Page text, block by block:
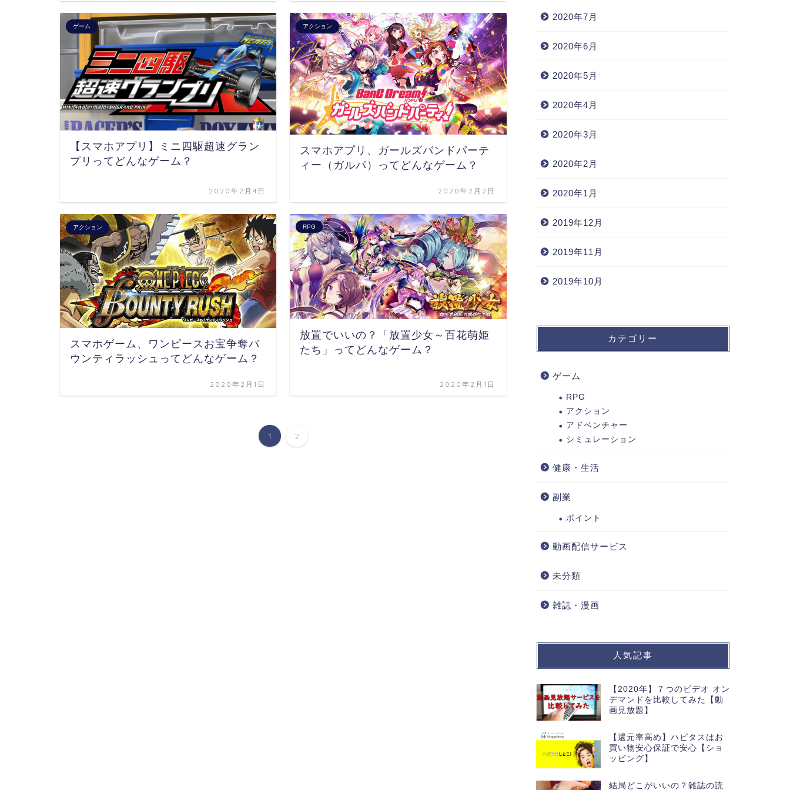
ゲーム
【スマホアプリ】ミニ四駆超速グラン
プリってどんなゲーム？
2020年2月4日
アクション
スマホアプリ、ガールズバンドパーテ
ィー（ガルパ）ってどんなゲーム？
2020年2月2日
アクション
スマホゲーム、ワンピースお宝争奪バ
ウンティラッシュってどんなゲーム？
2020年2月1日
RPG
放置でいいの？「放置少女～百花萌姫
たち」ってどんなゲーム？
2020年2月1日
1 2
2020年7月
2020年6月
2020年5月
2020年4月
2020年3月
2020年2月
2020年1月
2019年12月
2019年11月
2019年10月
カテゴリー
ゲーム
RPG
アクション
アドベンチャー
シミュレーション
健康・生活
副業
ポイント
動画配信サービス
未分類
雑誌・漫画
人気記事
【2020年】７つのビデオ オン
デマンドを比較してみた【動
画見放題】
【還元率高め】ハピタスはお
買い物安心保証で安心【ショ
ッピング】
結局どこがいいの？雑誌の読